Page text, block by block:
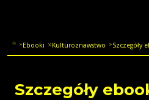
Ebooki Kulturoznawstwo Szczegóły
Szczegóły